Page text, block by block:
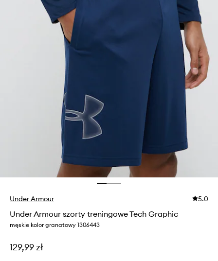
Under Armour 5.0
Under Armour szorty treningowe Tech Graphic
męskie kolor granatowy 1306443
129,99 zł